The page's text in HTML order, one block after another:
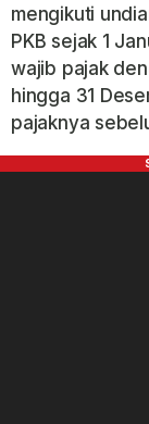
mengikuti
PKB sejak 1
wajib pajak
hingga 31
pajaknya